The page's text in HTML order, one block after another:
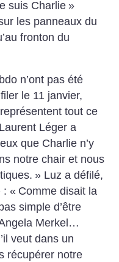
suis Charlie »
les panneaux du
fronton du
n’ont pas été
le 11 janvier,
représentent tout ce
Léger a
que Charlie n’y
notre chair et nous
» Luz a défilé,
: « Comme disait la
simple d’être
Merkel…
veut dans un
récupérer notre